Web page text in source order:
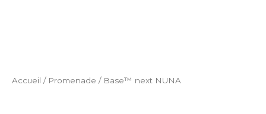
Accueil / Promenade / Base™ next NUNA